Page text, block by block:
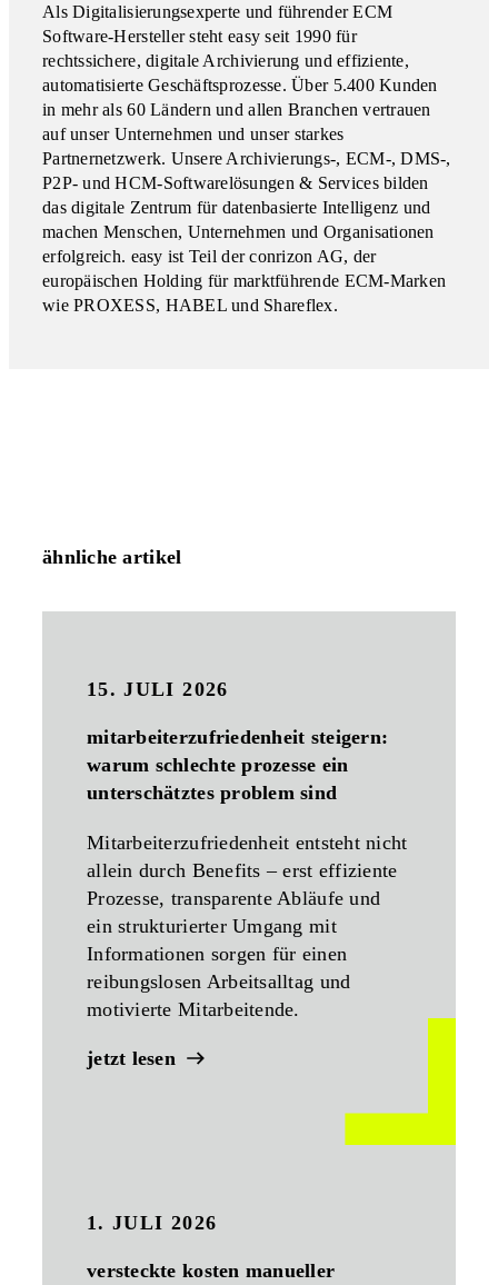
Als Digitalisierungsexperte und führender ECM
Software-Hersteller steht easy seit 1990 für
rechtssichere, digitale Archivierung und effiziente,
automatisierte Geschäftsprozesse. Über 5.400 Kunden
in mehr als 60 Ländern und allen Branchen vertrauen
auf unser Unternehmen und unser starkes
Partnernetzwerk. Unsere Archivierungs-, ECM-, DMS-,
P2P- und HCM-Softwarelösungen & Services bilden
das digitale Zentrum für datenbasierte Intelligenz und
machen Menschen, Unternehmen und Organisationen
erfolgreich. easy ist Teil der conrizon AG, der
europäischen Holding für marktführende ECM-Marken
wie PROXESS, HABEL und Shareflex.
ähnliche artikel
15. JULI 2026
mitarbeiterzufriedenheit steigern:
warum schlechte prozesse ein
unterschätztes problem sind
Mitarbeiterzufriedenheit entsteht nicht
allein durch Benefits – erst effiziente
Prozesse, transparente Abläufe und
ein strukturierter Umgang mit
Informationen sorgen für einen
reibungslosen Arbeitsalltag und
motivierte Mitarbeitende.
jetzt lesen
1. JULI 2026
versteckte kosten manueller